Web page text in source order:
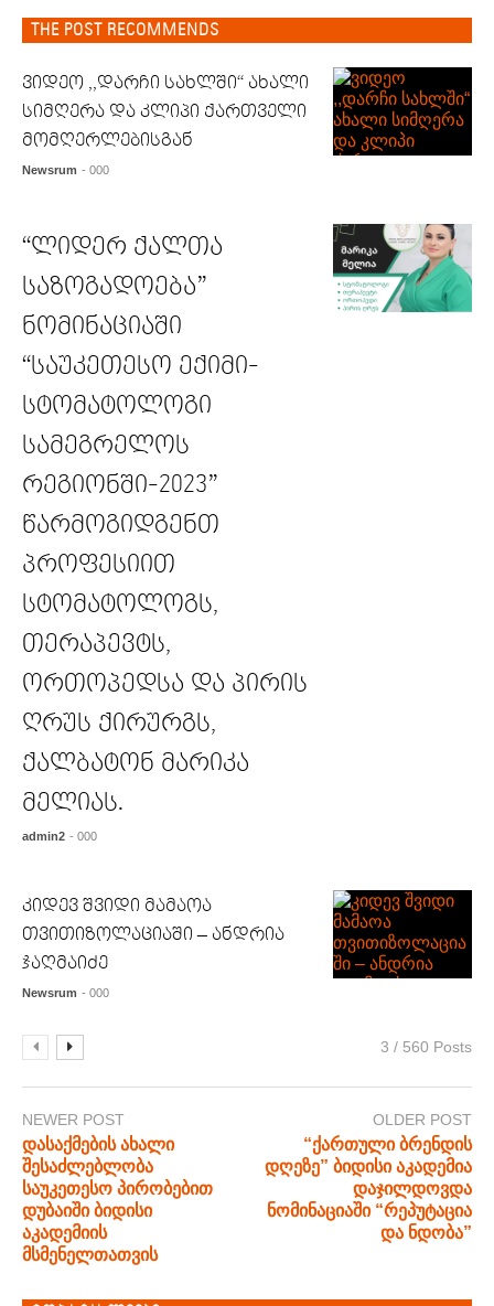
THE POST RECOMMENDS
ვიდეო ,,დარჩი სახლში“ ახალი
სიმღერა და კლიპი ქართველი
მომღერლებისგან
Newsrum - 000
“ლიდერ ქალთა
საზოგადოება”
ნომინაციაში
“საუკეთესო ექიმი-
სტომატოლოგი
სამეგრელოს
რეგიონში-2023”
წარმოგიდგენთ
პროფესიით
სტომატოლოგს,
თერაპევტს,
ორთოპედსა და პირის
ღრუს ქირურგს,
ქალბატონ მარიკა
მელიას.
admin2 - 000
კიდევ შვიდი მამაოა
თვითიზოლაციაში – ანდრია
ჯაღმაიძე
Newsrum - 000
3 / 560 Posts
NEWER POST
დასაქმების ახალი
შესაძლებლობა
საუკეთესო პირობებით
დუბაიში ბიდისი
აკადემიის
მსმენელთათვის
OLDER POST
“ქართული ბრენდის
დღეზე” ბიდისი აკადემია
დაჯილდოვდა
ნომინაციაში “რეპუტაცია
და ნდობა”